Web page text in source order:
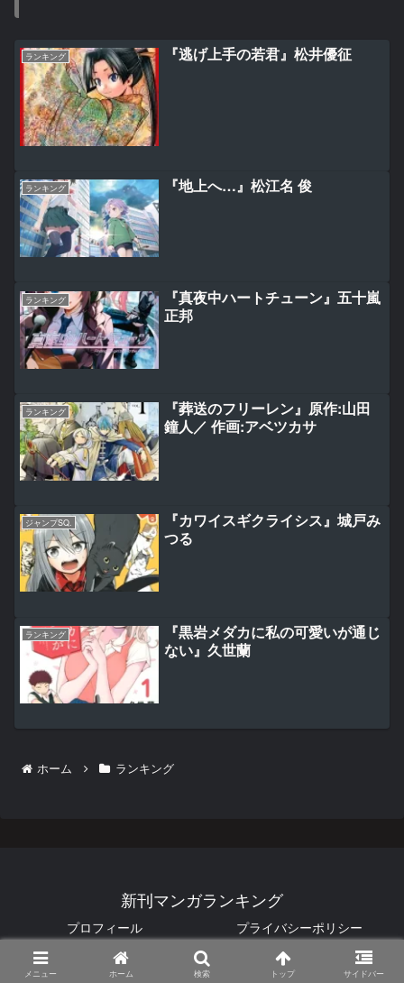
ランキング 『逃げ上手の若君』松井優征
ランキング 『地上へ…』松江名 俊
ランキング
『真夜中ハートチューン』五十嵐
正邦
ランキング
『葬送のフリーレン』原作:山田
鐘人／ 作画:アベツカサ
ジャンプSQ.
『カワイスギクライシス』城戸み
つる
ランキング
『黒岩メダカに私の可愛いが通じ
ない』久世蘭
ホーム ランキング
新刊マンガランキング
プロフィール
プライバシーポリシー
© 2025 新刊マンガランキング.
メニュー ホーム 検索 トップ サイドバー